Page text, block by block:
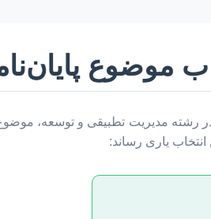
موضوع
مدیریت تطبیقی و توسعه، موضوع
انتخاب یاری رساند: